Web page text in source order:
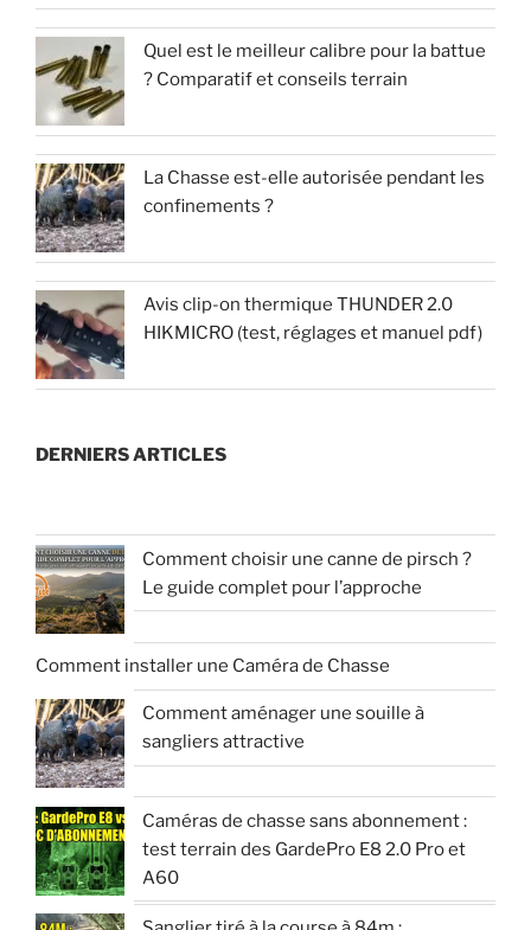
Quel est le meilleur calibre pour la battue
? Comparatif et conseils terrain
La Chasse est-elle autorisée pendant les
confinements ?
Avis clip-on thermique THUNDER 2.0
HIKMICRO (test, réglages et manuel pdf)
DERNIERS ARTICLES
Comment choisir une canne de pirsch ?
Le guide complet pour l’approche
Comment installer une Caméra de Chasse
Comment aménager une souille à
sangliers attractive
Caméras de chasse sans abonnement :
test terrain des GardePro E8 2.0 Pro et
A60